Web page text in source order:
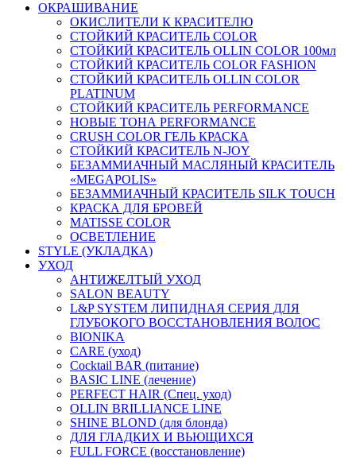
ОКРАШИВАНИЕ
ОКИСЛИТЕЛИ К КРАСИТЕЛЮ
СТОЙКИЙ КРАСИТЕЛЬ COLOR
СТОЙКИЙ КРАСИТЕЛЬ OLLIN COLOR 100мл
СТОЙКИЙ КРАСИТЕЛЬ COLOR FASHION
СТОЙКИЙ КРАСИТЕЛЬ OLLIN COLOR
PLATINUM
СТОЙКИЙ КРАСИТЕЛЬ PERFORMANCE
НОВЫЕ ТОНА PERFORMANCE
CRUSH COLOR ГЕЛЬ КРАСКА
СТОЙКИЙ КРАСИТЕЛЬ N-JOY
БЕЗАММИАЧНЫЙ МАСЛЯНЫЙ КРАСИТЕЛЬ
«MEGAPOLIS»
БЕЗАММИАЧНЫЙ КРАСИТЕЛЬ SILK TOUCH
КРАСКА ДЛЯ БРОВЕЙ
MATISSE COLOR
ОСВЕТЛЕНИЕ
STYLE (УКЛАДКА)
УХОД
АНТИЖЕЛТЫЙ УХОД
SALON BEAUTY
L&P SYSTEM ЛИПИДНАЯ СЕРИЯ ДЛЯ
ГЛУБОКОГО ВОССТАНОВЛЕНИЯ ВОЛОС
BIONIKA
CARE (уход)
Cocktail BAR (питание)
BASIC LINE (лечение)
PERFECT HAIR (Спец. уход)
OLLIN BRILLIANCE LINE
SHINE BLOND (для блонда)
ДЛЯ ГЛАДКИХ И ВЬЮЩИХСЯ
FULL FORCE (восстановление)